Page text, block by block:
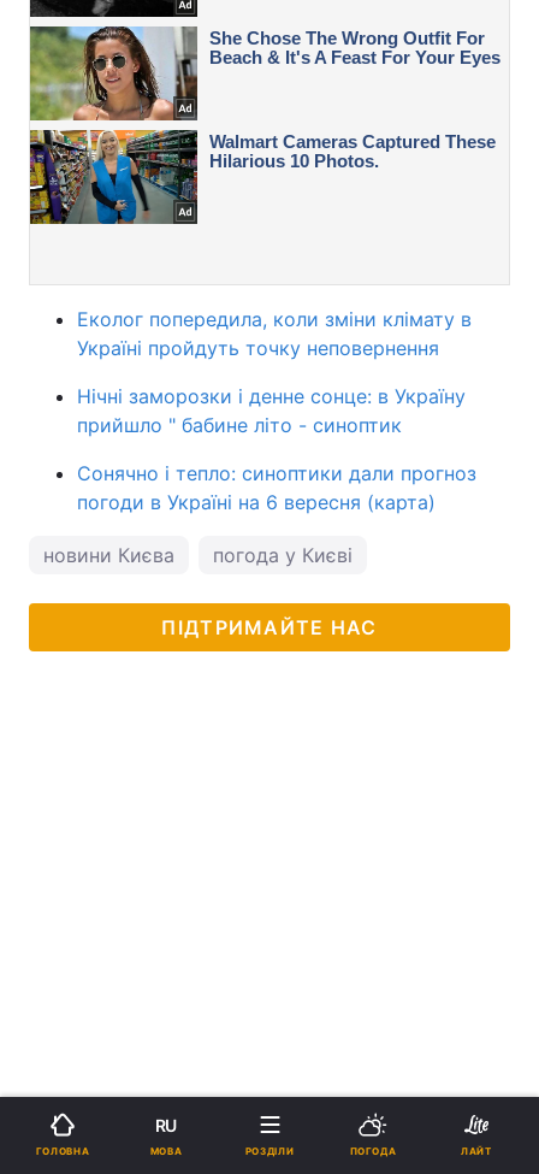
Еколог попередила, коли зміни клімату в
Україні пройдуть точку неповернення
Нічні заморозки і денне сонце: в Україну
прийшло " бабине літо - синоптик
Сонячно і тепло: синоптики дали прогноз
погоди в Україні на 6 вересня (карта)
новини Києва погода у Києві
ПІДТРИМАЙТЕ НАС
ГОЛОВНА
RU
МОВА РОЗДІЛИ ПОГОДА ЛАЙТ